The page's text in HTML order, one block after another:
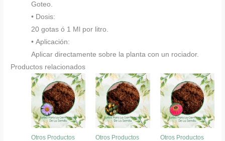
Goteo.
• Dosis:
20 gotas ó 1 Ml por litro.
• Aplicación:
Aplicar directamente sobre la planta con un rociador.
Productos relacionados
Otros Productos Otros Productos Otros Productos